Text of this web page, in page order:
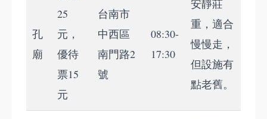
孔
廟
25
元，
優待
票15
元
台南市
中西區
南門路2
號
08:30-
17:30
安靜莊
重，適合
慢慢走，
但設施有
點老舊。